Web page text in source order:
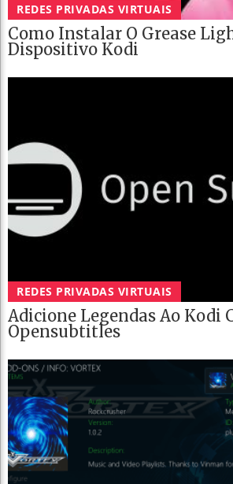
REDES PRIVADAS VIRTUAIS
Como Instalar O Grease
Dispositivo Kodi
REDES PRIVADAS VIRTUAIS
Adicione Legendas Ao Kodi
Opensubtitles